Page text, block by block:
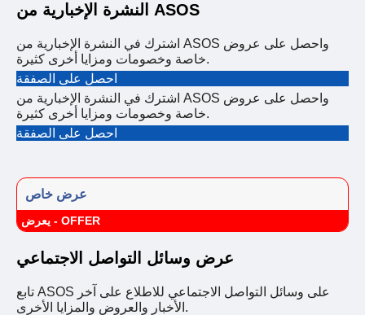
النشرة الإخبارية من ASOS
اشترك في النشرة الإخبارية من ASOS واحصل على عروض
خاصة وخصومات ومزايا أخرى كثيرة.
احصل على الصفقة
اشترك في النشرة الإخبارية من ASOS واحصل على عروض
خاصة وخصومات ومزايا أخرى كثيرة.
احصل على الصفقة
عرض خاص
يعرض - OFFER
عرض وسائل التواصل الاجتماعي
تابع ASOS على وسائل التواصل الاجتماعي للاطلاع على آخر
الأخبار والعروض والمزايا الأخرى.